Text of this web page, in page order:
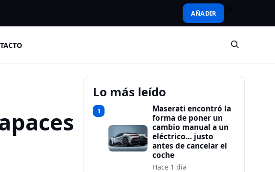
AÑADIR
Lo más leído
1
Maserati encontró la
forma de poner un
cambio manual a un
eléctrico… justo
antes de cancelar el
coche
Hace 1 día